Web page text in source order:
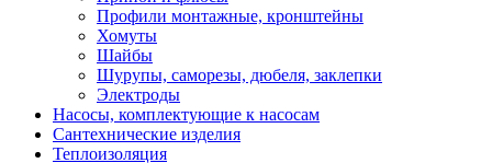
Профили монтажные, кронштейны
Хомуты
Шайбы
Шурупы, саморезы, дюбеля, заклепки
Электроды
Насосы, комплектующие к насосам
Сантехнические изделия
Теплоизоляция